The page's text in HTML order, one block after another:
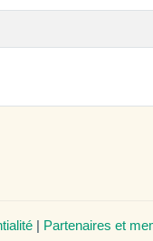
| Partenaires et